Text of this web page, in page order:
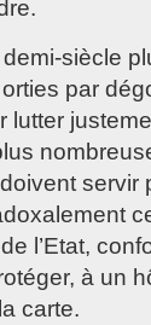
demi-siècle
par
lutter
servir
l’Etat,
à un
carte.